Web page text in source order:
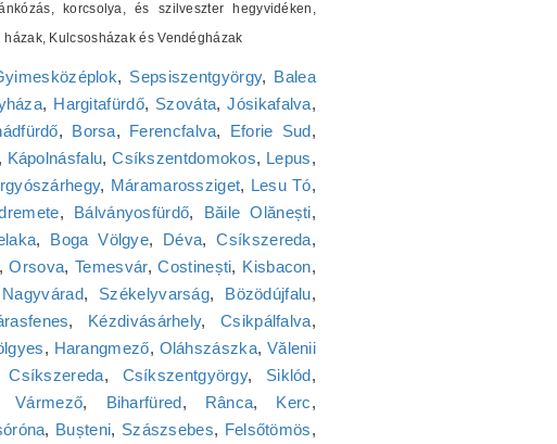
korcsolya, és szilveszter hegyvidéken,
Kulcsosházak és Vendégházak
, Sepsiszentgyörgy, Balea
, Hargitafürdő, Szováta,Jósikafalva,
, Borsa, Ferencfalva, Eforie Sud,
, Kápolnásfalu,Csíkszentdomokos, Lepus,
, Máramarossziget, Lesu Tó,
, Bálványosfürdő, Băile Olănești,
, Boga Völgye, Déva,Csíkszereda,
,Orsova,Temesvár,Costinești, Kisbacon,
Nagyvárad, Székelyvarság, Bözödújfalu,
, Kézdivásárhely,Csikpálfalva,
, Harangmező, Oláhszászka, Vălenii
, Csíkszentgyörgy, Siklód,
Vármező, Biharfüred, Rânca, Kerc,
, Bușteni, Szászsebes, Felsőtömös,